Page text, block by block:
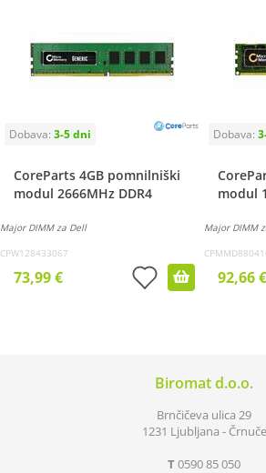
CoreParts 4GB pomnilniški
modul 2666MHz DDR4
Major DIMM za Dell
CPW128433067
73,99 €
modul
Major DIMM
92,66 €
Biromat d.o.o.
Brnčičeva ulica 29
1231 Ljubljana - Črnuče
T0590 85 050